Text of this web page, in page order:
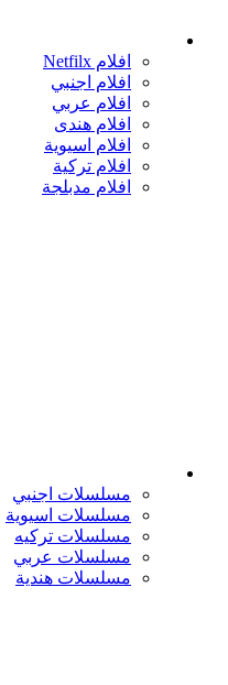
افلام Netfilx
افلام اجنبي
افلام عربي
افلام هندى
افلام اسيوية
افلام تركية
افلام مدبلجة
مسلسلات اجنبي
مسلسلات اسيوية
مسلسلات تركيه
مسلسلات عربي
مسلسلات هندية